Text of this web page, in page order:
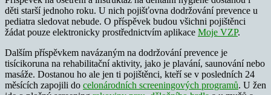
děti starší jednoho roku. U nich pojišťovna dodržování prevence u
pediatra sledovat nebude. O příspěvek budou všichni pojištěnci
žádat pouze elektronicky prostřednictvím aplikace Moje VZP.
Dalším příspěvkem navázaným na dodržování prevence je
tisícikoruna na rehabilitační aktivity, jako je plavání, saunování nebo
masáže. Dostanou ho ale jen ti pojištěnci, kteří se v posledních 24
měsících zapojili do celonárodních screeningových programů. U žen